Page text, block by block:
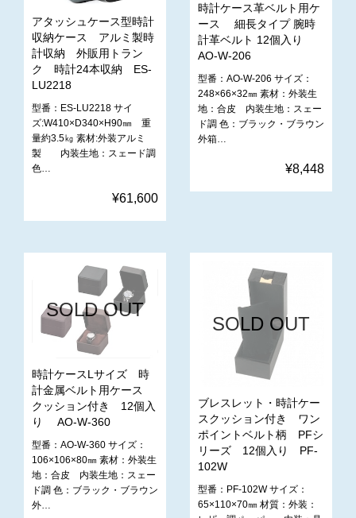
アタッシュケース型時計
収納ケース アルミ製時
計収納 外販用トラン
ク 時計24本収納 ES-
LU2218
型番：ES-LU2218 サイ
ズ:W410×D340×H90㎜ 重
量約3.5㎏ 素材:外装アルミ
製 内装生地：スェード調
色…
¥61,600
時計ケース革ベルト用ケ
ース 細長タイプ 腕時
計革ベルト 12個入り
AO-W-206
型番：AO-W-206 サイズ：
248×66×32㎜ 素材：外装生
地：合皮 内装生地：スェー
ド調 色：ブラック・ブラウン
外箱…
¥8,448
SOLD OUT
時計ケースLサイズ 時
計金属ベルト用ケース
クッション付き 12個入
り AO-W-360
型番：AO-W-360 サイズ：
106×106×80㎜ 素材：外装生
地：合皮 内装生地：スェー
ド調 色：ブラック・ブラウン
外…
SOLD OUT
ブレスレット・時計ケー
スクッション付き ワン
ポイントベルト柄 PFシ
リーズ 12個入り PF-
102W
型番：PF-102W サイズ：
65×110×70㎜ 材質：外装：